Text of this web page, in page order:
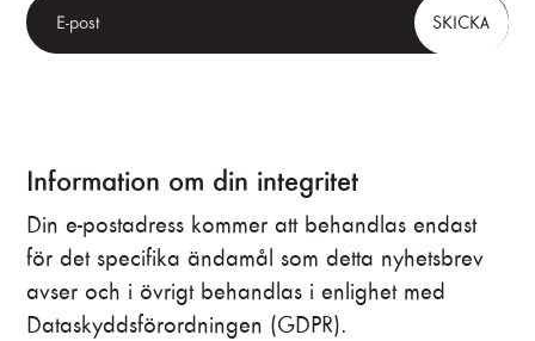
SKICKA
Information om din integritet
Din e-postadress kommer att behandlas endast
för det specifika ändamål som detta nyhetsbrev
avser och i övrigt behandlas i enlighet med
Dataskyddsförordningen (GDPR).